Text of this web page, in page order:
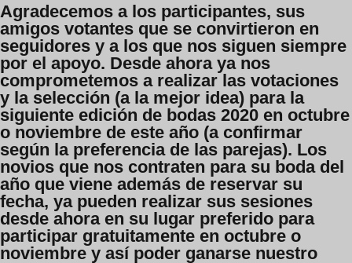
Agradecemos a los participantes, sus
amigos votantes que se convirtieron en
seguidores y a los que nos siguen siempre
por el apoyo. Desde ahora ya nos
comprometemos a realizar las votaciones
y la selección (a la mejor idea) para la
siguiente edición de bodas 2020 en octubre
o noviembre de este año (a confirmar
según la preferencia de las parejas). Los
novios que nos contraten para su boda del
año que viene además de reservar su
fecha, ya pueden realizar sus sesiones
desde ahora en su lugar preferido para
participar gratuitamente en octubre o
noviembre y así poder ganarse nuestro